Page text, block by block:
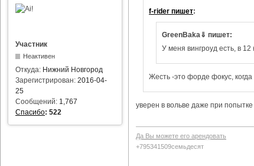
Участник
Неактивен
Откуда: Нижний Новгород
Зарегистрирован: 2016-04-
25
Сообщений: 1,767
Спасибо: 522
f-rider пишет:
GreenBaka⇓ пишет:
У меня вингроуд есть, в 12
Жесть -это форде фокус,
уверен в вольве даже при
Да Вы можете его арендовать
+795341509семьдесят